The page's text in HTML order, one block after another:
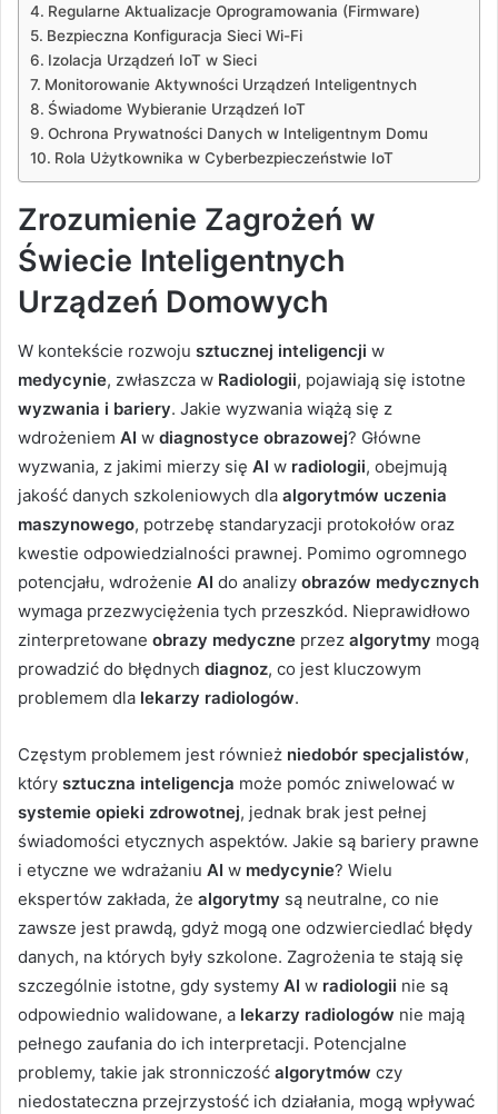
Regularne Aktualizacje Oprogramowania (Firmware)
Bezpieczna Konfiguracja Sieci Wi-Fi
Izolacja Urządzeń IoT w Sieci
Monitorowanie Aktywności Urządzeń Inteligentnych
Świadome Wybieranie Urządzeń IoT
Ochrona Prywatności Danych w Inteligentnym Domu
Rola Użytkownika w Cyberbezpieczeństwie IoT
Zrozumienie Zagrożeń w
Świecie Inteligentnych
Urządzeń Domowych
W kontekście rozwoju sztucznej inteligencji w
medycynie, zwłaszcza w Radiologii, pojawiają się istotne
wyzwania i bariery. Jakie wyzwania wiążą się z
wdrożeniem AI w diagnostyce obrazowej? Główne
wyzwania, z jakimi mierzy się AI w radiologii, obejmują
jakość danych szkoleniowych dla algorytmów uczenia
maszynowego, potrzebę standaryzacji protokołów oraz
kwestie odpowiedzialności prawnej. Pomimo ogromnego
potencjału, wdrożenie AI do analizy obrazów medycznych
wymaga przezwyciężenia tych przeszkód. Nieprawidłowo
zinterpretowane obrazy medyczne przez algorytmy mogą
prowadzić do błędnych diagnoz, co jest kluczowym
problemem dla lekarzy radiologów.
Częstym problemem jest również niedobór specjalistów,
który sztuczna inteligencja może pomóc zniwelować w
systemie opieki zdrowotnej, jednak brak jest pełnej
świadomości etycznych aspektów. Jakie są bariery prawne
i etyczne we wdrażaniu AI w medycynie? Wielu
ekspertów zakłada, że algorytmy są neutralne, co nie
zawsze jest prawdą, gdyż mogą one odzwierciedlać błędy
danych, na których były szkolone. Zagrożenia te stają się
szczególnie istotne, gdy systemy AI w radiologii nie są
odpowiednio walidowane, a lekarzy radiologów nie mają
pełnego zaufania do ich interpretacji. Potencjalne
problemy, takie jak stronniczość algorytmów czy
niedostateczna przejrzystość ich działania, mogą wpływać